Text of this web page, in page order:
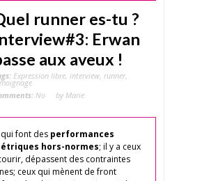
runner es-tu ?
Erwan
aux aveux !
Expression libre, interview, runner,
No by Marie
qui font des performances
hors-normes; il y a ceux
dépassent des contraintes
ceux qui mènent de front